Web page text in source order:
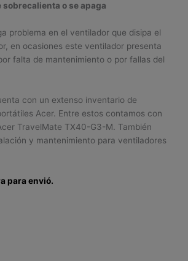
sobrecalienta o se apaga
problema en el ventilador que disipa el
en ocasiones este ventilador presenta
falta de mantenimiento o por fallas del
con un extenso inventario de
Acer. Entre estos contamos con
TravelMate TX40-G3-M. También
y mantenimiento para ventiladores
para envió.
Barranquilla, Cartagena, Tunja,